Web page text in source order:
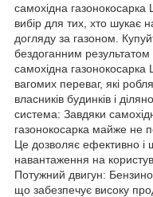
самохідна
вибір для тих, хто шукає
догляду за газоном.
бездоганним
самохідна газонокосарка
вагомих переваг, які
власників будинків і
система: Завдяки
газонокосарка майже не
Це дозволяє ефективно і
навантаження на
Потужний двигун:
що забезпечує високу